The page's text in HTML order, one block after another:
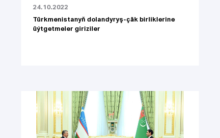
24.10.2022
Türkmenistanyň dolandyryş-çäk birliklerine
üýtgetmeler giriziler